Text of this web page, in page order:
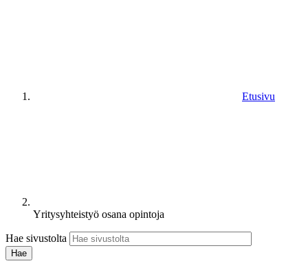
Etusivu
Yritysyhteistyö osana opintoja
Hae sivustolta